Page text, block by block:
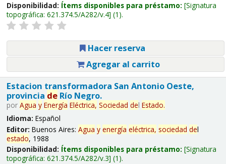
Disponibilidad: Ítems disponibles para préstamo: Signatura
topográfica: 621.374.5/A282/v.4 (1).
Hacer reserva
Agregar al carrito
Estacion transformadora San Antonio Oeste,
provincia deRío Negro.
por Agua y Energía Eléctrica, Sociedad del Estado.
Idioma: Español
Editor: Buenos Aires: Agua y energía eléctrica, sociedad del
estado, 1988
Disponibilidad: Ítems disponibles para préstamo: Signatura
topográfica: 621.374.5/A282/v.3 (1).